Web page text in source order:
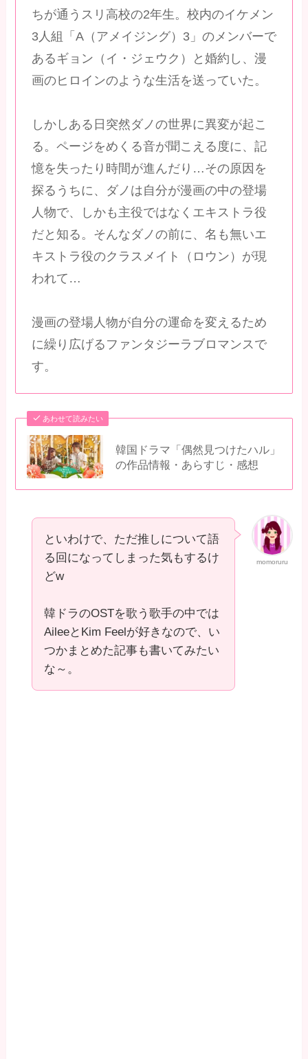
ちが通うスリ高校の2年生。校内のイケメン
3人組「A（アメイジング）3」のメンバーで
あるギョン（イ・ジェウク）と婚約し、漫
画のヒロインのような生活を送っていた。
しかしある日突然ダノの世界に異変が起こ
る。ページをめくる音が聞こえる度に、記
憶を失ったり時間が進んだり…その原因を
探るうちに、ダノは自分が漫画の中の登場
人物で、しかも主役ではなくエキストラ役
だと知る。そんなダノの前に、名も無いエ
キストラ役のクラスメイト（ロウン）が現
われて…
漫画の登場人物が自分の運命を変えるため
に繰り広げるファンタジーラブロマンスで
す。
あわせて読みたい
韓国ドラマ「偶然見つけたハル」
の作品情報・あらすじ・感想
momoruru
といわけで、ただ推しについて語
る回になってしまった気もするけ
どw
韓ドラのOSTを歌う歌手の中では
AileeとKim Feelが好きなので、い
つかまとめた記事も書いてみたい
な～。